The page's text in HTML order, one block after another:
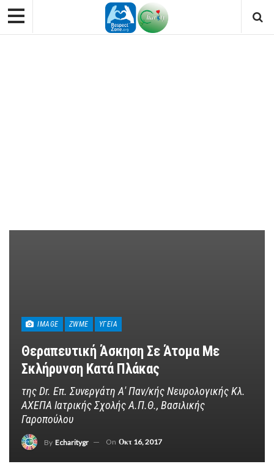
IMAGE ZWME ΥΓΕΊΑ
Θεραπευτική Άσκηση Σε Άτομα Με
Σκλήρυνση Κατά Πλάκας
της Dr. Επ. Συνεργάτη Α' Παν/κής Νευρολογικής Κλ.
ΑΧΕΠΑ Ιατρικής Σχολής Α.Π.Θ., Βασιλικής
Γαροπούλου
By Echaritygr On Οκτ 16, 2017